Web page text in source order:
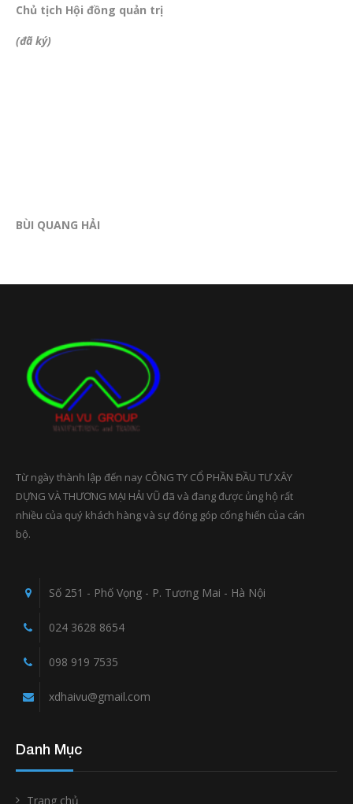
Chủ tịch Hội đồng quản trị
(đã ký)
BÙI QUANG HẢI
Từ ngày thành lập đến nay CÔNG TY CỔ PHẦN ĐẦU TƯ XÂY
DỰNG VÀ THƯƠNG MẠI HẢI VŨ đã và đang được ủng hộ rất
nhiều của quý khách hàng và sự đóng góp cống hiến của cán
bộ.
Số 251 - Phố Vọng - P. Tương Mai - Hà Nội
024 3628 8654
098 919 7535
xdhaivu@gmail.com
Danh Mục
Trang chủ